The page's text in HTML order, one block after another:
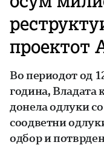
проектот
Во периодот од
година, Владата
донела одлуки
соодветни
одбор и